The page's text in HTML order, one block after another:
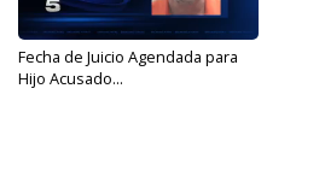
Fecha de Juicio Agendada para
Hijo Acusado...